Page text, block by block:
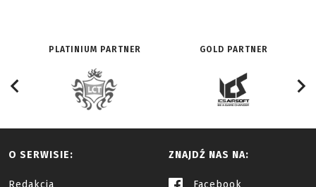
PLATINIUM PARTNER GOLD PARTNER
O SERWISIE:
Redakcja
ZNAJDŹ NAS NA:
Facebook